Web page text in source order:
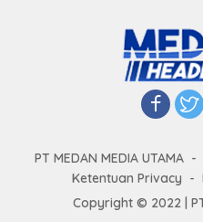
PT MEDAN MEDIA UTAMA
Ketentuan Privacy
Copyright © 2022 |